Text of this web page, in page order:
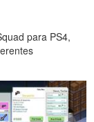
para PS4,